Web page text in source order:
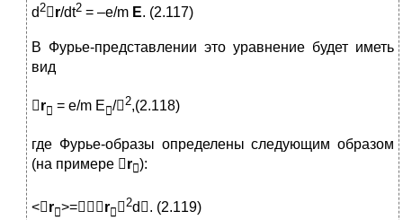
d2r/dt2 = –e/m E. (2.117)
В Фурье-представлении это уравнение будет иметь
вид
r = e/m E/ 2,(2.118)
где Фурье-образы определены следующим образом
(на примере r):
<r>=r 2d. (2.119)